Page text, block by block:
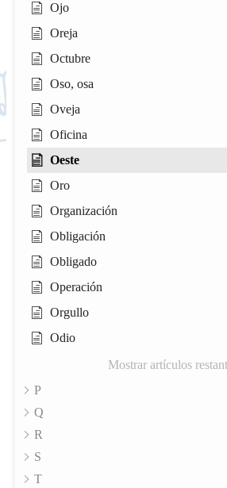
Ojo
Oreja
Octubre
Oso, osa
Oveja
Oficina
Oeste
Oro
Organización
Obligación
Obligado
Operación
Orgullo
Odio
Mostrar artículos
P
Q
R
S
T